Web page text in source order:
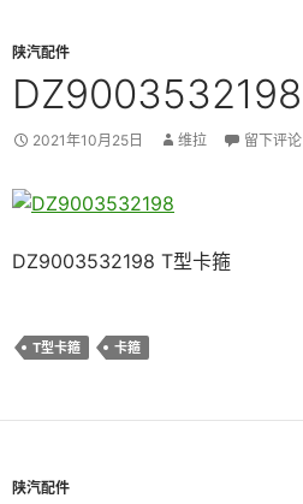
陕汽配件
DZ9003532198
2021年10月25日 维拉 留下评论
DZ9003532198 T型卡箍
T型卡箍 卡箍
陕汽配件